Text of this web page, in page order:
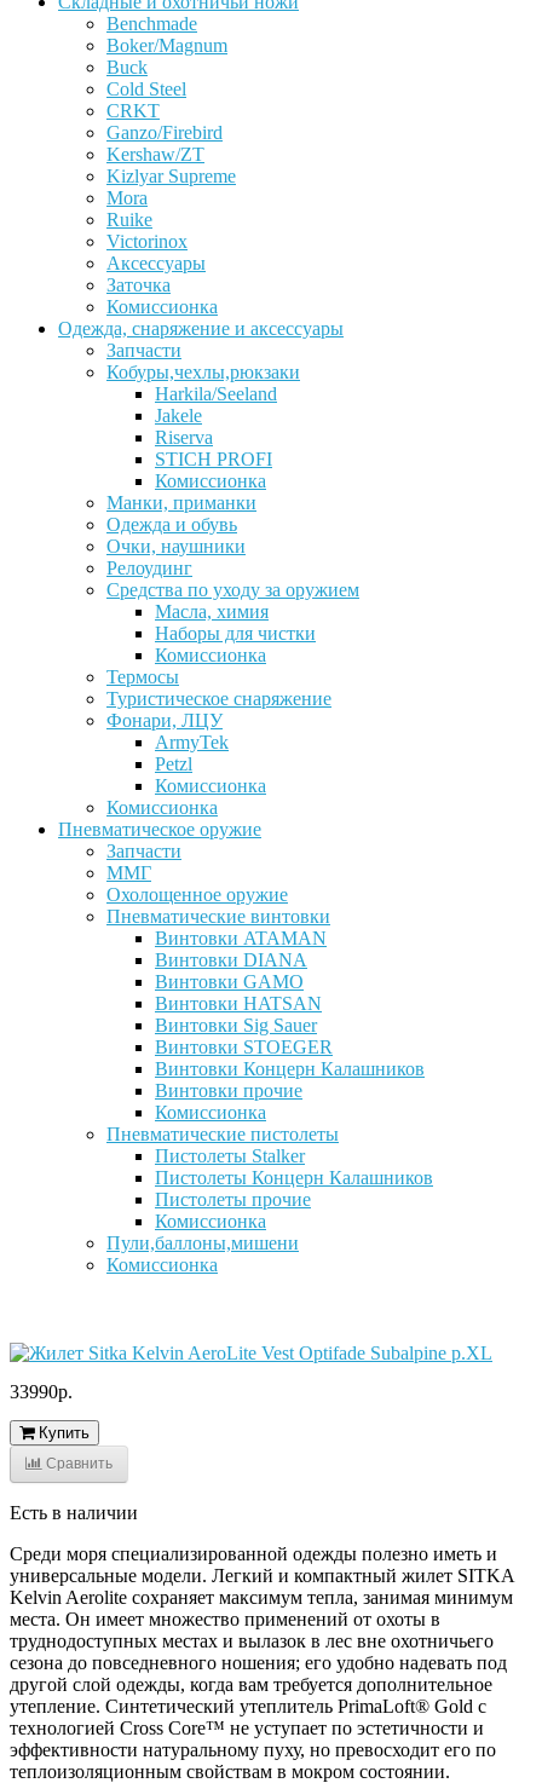
Benchmade
Boker/Magnum
Buck
Cold Steel
CRKT
Ganzo/Firebird
Kershaw/ZT
Kizlyar Supreme
Mora
Ruike
Victorinox
Аксессуары
Заточка
Комиссионка
Одежда, снаряжение и аксессуары
Запчасти
Кобуры,чехлы,рюкзаки
Harkila/Seeland
Jakele
Riserva
STICH PROFI
Комиссионка
Манки, приманки
Одежда и обувь
Очки, наушники
Релоудинг
Средства по уходу за оружием
Масла, химия
Наборы для чистки
Комиссионка
Термосы
Туристическое снаряжение
Фонари, ЛЦУ
ArmyTek
Petzl
Комиссионка
Комиссионка
Пневматическое оружие
Запчасти
ММГ
Охолощенное оружие
Пневматические винтовки
Винтовки ATAMAN
Винтовки DIANA
Винтовки GAMO
Винтовки HATSAN
Винтовки Sig Sauer
Винтовки STOEGER
Винтовки Концерн Калашников
Винтовки прочие
Комиссионка
Пневматические пистолеты
Пистолеты Stalker
Пистолеты Концерн Калашников
Пистолеты прочие
Комиссионка
Пули,баллоны,мишени
Комиссионка
33990р.
Купить
Сравнить
Есть в наличии
Среди моря специализированной одежды полезно иметь и
универсальные модели. Легкий и компактный жилет SITKA
Kelvin Aerolite сохраняет максимум тепла, занимая минимум
места. Он имеет множество применений от охоты в
труднодоступных местах и вылазок в лес вне охотничьего
сезона до повседневного ношения; его удобно надевать под
другой слой одежды, когда вам требуется дополнительное
утепление. Синтетический утеплитель PrimaLoft® Gold с
технологией Cross Core™ не уступает по эстетичности и
эффективности натуральному пуху, но превосходит его по
теплоизоляционным свойствам в мокром состоянии.